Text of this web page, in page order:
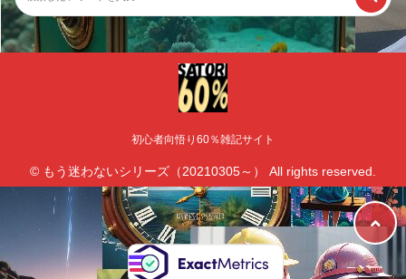
初心者向悟り60％雑記サイト
© もう迷わないシリーズ（20210305～） All rights reserved.